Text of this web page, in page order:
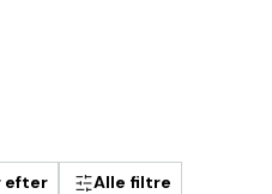
efter Alle filtre